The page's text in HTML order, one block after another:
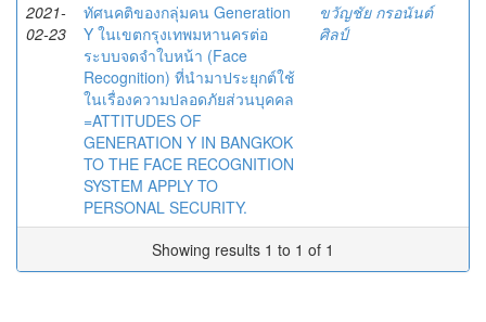
2021-
02-23
ทัศนคติของกลุ่มคน Generation
Y ในเขตกรุงเทพมหานครต่อ
ระบบจดจำใบหน้า (Face
Recognition) ที่นำมาประยุกต์ใช้
ในเรื่องความปลอดภัยส่วนบุคคล
=ATTITUDES OF
GENERATION Y IN BANGKOK
TO THE FACE RECOGNITION
SYSTEM APPLY TO
PERSONAL SECURITY.
ขวัญชัย กรอนันต์
ศิลป์
Showing results 1 to 1 of 1